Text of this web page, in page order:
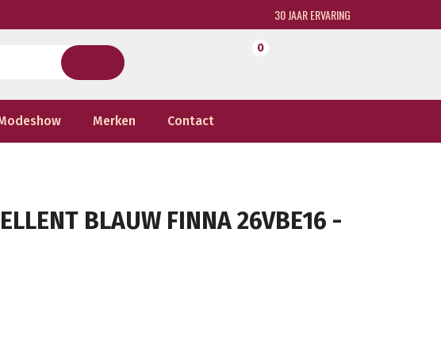
30 JAAR ERVARING
0
Merken Contact
BLAUW FINNA 26VBE16 -